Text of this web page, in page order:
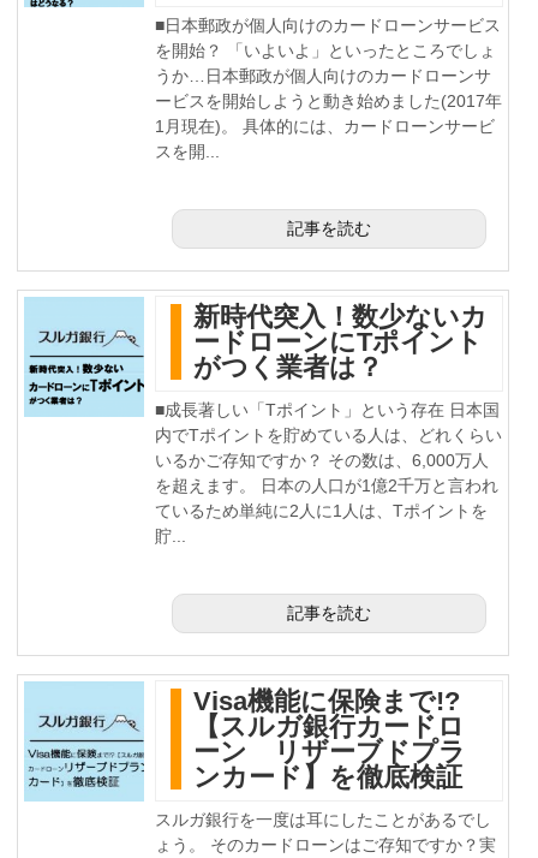
■日本郵政が個人向けのカードローンサービス
を開始？ 「いよいよ」といったところでしょ
うか…日本郵政が個人向けのカードローンサ
ービスを開始しようと動き始めました(2017年
1月現在)。 具体的には、カードローンサービ
スを開...
記事を読む
新時代突入！数少ないカ
ードローンにTポイント
がつく業者は？
■成長著しい「Tポイント」という存在 日本国
内でTポイントを貯めている人は、どれくらい
いるかご存知ですか？ その数は、6,000万人
を超えます。 日本の人口が1億2千万と言われ
ているため単純に2人に1人は、Tポイントを
貯...
記事を読む
Visa機能に保険まで!?
【スルガ銀行カードロ
ーン リザーブドプラ
ンカード】を徹底検証
スルガ銀行を一度は耳にしたことがあるでし
ょう。 そのカードローンはご存知ですか？実